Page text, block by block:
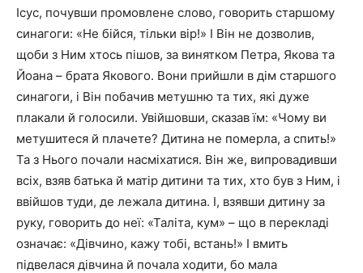
Ісус, почувши промовлене слово, говорить старшому
синагоги: «Не бійся, тільки вір!» І Він не дозволив,
щоби з Ним хтось пішов, за винятком Петра, Якова та
Йоана – брата Якового. Вони прийшли в дім старшого
синагоги, і Він поба­чив метушню та тих, які дуже
плакали й голосили. Увій­шовши, сказав їм: «Чому ви
метушитеся й плачете? Ди­тина не померла, а спить!»
Та з Нього почали насміхатися. Він же, випровадив­ши
всіх, взяв батька й матір дитини та тих, хто був з Ним, і
ввійшов туди, де лежала дитина. І, взявши дитину за
руку, говорить до неї: «Таліта, кум» – що в перекладі
означає: «Дівчино, кажу тобі, встань!» І вмить
підвелася дівчина й почала ходити, бо мала